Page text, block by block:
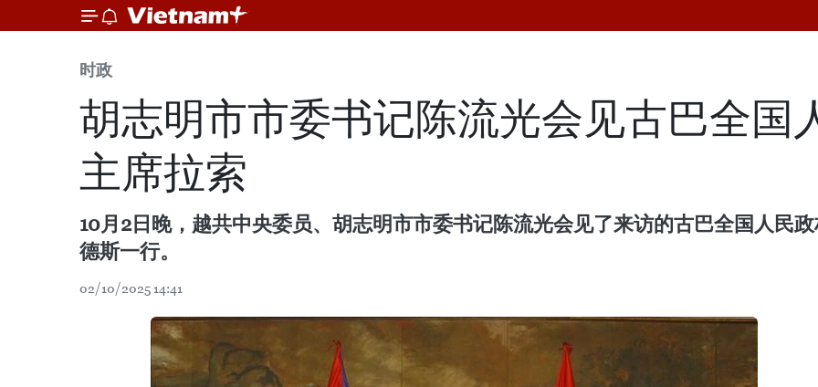
时政
胡志明市市委书记陈流光会见古巴全国
主席拉索
10月2日晚，越共中央委员、胡志明市市委书记陈流光会见了来访的古巴全国人民
德斯一行。
02/10/2025 14:41